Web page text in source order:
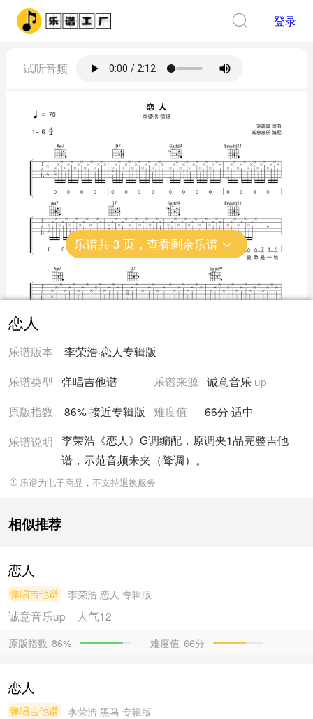
登录
试听音频
乐谱共 3页，查看剩余乐谱
恋人
乐谱版本 李荣浩·恋人专辑版
乐谱类型
弹唱吉他谱 乐谱来源 诚意音乐up
原版指数
86% 接近专辑版 难度值 66分 适中
乐谱说明 李荣浩《恋人》G调编配，原调夹1品完整吉他
谱，示范音频未夹（降调）。
乐谱为电子商品，不支持退换服务
相似推荐
恋人
弹唱吉他谱 李荣浩 恋人 专辑版
诚意音乐up 人气12
原版指数 86% 难度值 66分
恋人
弹唱吉他谱 李荣浩 黑马 专辑版